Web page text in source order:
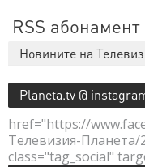
RSS абонамент
Новините на
Planeta.tv @
href="https://
Телевизия-Планета/
class="tag_social"